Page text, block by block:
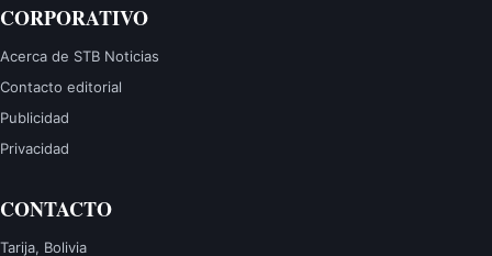
CORPORATIVO
Acerca de STB Noticias
Contacto editorial
Publicidad
Privacidad
CONTACTO
Tarija, Bolivia